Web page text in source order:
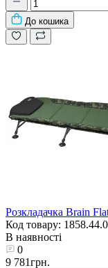
До кошика
Розкладачка Brain
Код товару:
В наявності
0
9 781грн.